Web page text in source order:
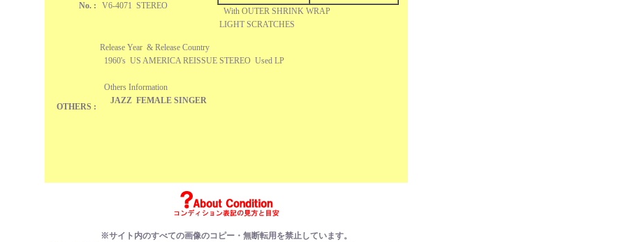
With OUTER SHRINK WRAP
LIGHT SCRATCHES
No. : V6-4071 STEREO
OTHERS :
Release Year & Release Country
1960's US AMERICA REISSUE STEREO Used LP
Others Information
JAZZ FEMALE SINGER
※サイト内のすべての画像のコピー・無断転用を禁止しています。